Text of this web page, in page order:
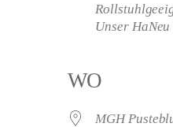
Unser
WO
MGH